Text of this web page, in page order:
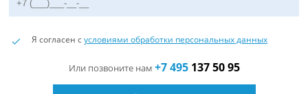
Я согласен сусловиями обработки персональных данных
Или позвоните нам +7 495137 50 95